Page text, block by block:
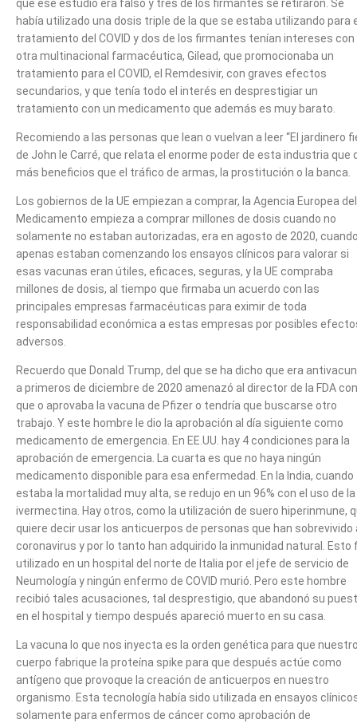
que ese estudio era falso y tres de los firmantes se retiraron. Se
había utilizado una dosis triple de la que se estaba utilizando para
tratamiento del COVID y dos de los firmantes tenían intereses con
otra multinacional farmacéutica, Gilead, que promocionaba un
tratamiento para el COVID, el Remdesivir, con graves efectos
secundarios, y que tenía todo el interés en desprestigiar un
tratamiento con un medicamento que además es muy barato.
Recomiendo a las personas que lean o vuelvan a leer “El jardinero
de John le Carré, que relata el enorme poder de esta industria que
más beneficios que el tráfico de armas, la prostitución o la banca.
Los gobiernos de la UE empiezan a comprar, la Agencia Europea del
Medicamento empieza a comprar millones de dosis cuando no
solamente no estaban autorizadas, era en agosto de 2020,
apenas estaban comenzando los ensayos clínicos para valorar si
esas vacunas eran útiles, eficaces, seguras, y la UE compraba
millones de dosis, al tiempo que firmaba un acuerdo con las
principales empresas farmacéuticas para eximir de toda
responsabilidad económica a estas empresas por posibles
adversos.
Recuerdo que Donald Trump, del que se ha dicho que era
a primeros de diciembre de 2020 amenazó al director de la FDA con
que o aprovaba la vacuna de Pfizer o tendría que buscarse otro
trabajo. Y este hombre le dio la aprobación al día siguiente como
medicamento de emergencia. En EE.UU. hay 4 condiciones para la
aprobación de emergencia. La cuarta es que no haya ningún
medicamento disponible para esa enfermedad. En la India, cuando
estaba la mortalidad muy alta, se redujo en un 96% con el uso de la
ivermectina. Hay otros, como la utilización de suero hiperinmune,
quiere decir usar los anticuerpos de personas que han sobrevivido
coronavirus y por lo tanto han adquirido la inmunidad natural. Esto
utilizado en un hospital del norte de Italia por el jefe de servicio de
Neumología y ningún enfermo de COVID murió. Pero este hombre
recibió tales acusaciones, tal desprestigio, que abandonó su
en el hospital y tiempo después apareció muerto en su casa.
La vacuna lo que nos inyecta es la orden genética para que
cuerpo fabrique la proteína spike para que después actúe como
antígeno que provoque la creación de anticuerpos en nuestro
organismo. Esta tecnología había sido utilizada en ensayos
solamente para enfermos de cáncer como aprobación de